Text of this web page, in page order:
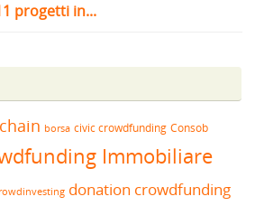
progetti in...
borsa civic crowdfunding Consob
Immobiliare
donation crowdfunding